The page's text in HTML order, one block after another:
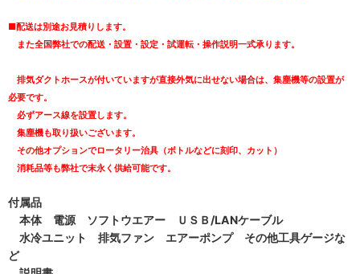
■配送は別途お見積りします。
また全国弊社での配送・設置・設定・試運転・操作説明一式承ります。
排気ダクトホースが付いていますが直接外気に出せない場合は、集塵機等の設置が
必要です。
必ずアース線を設置します。
集塵機も取り扱いございます。
その他オプションでロータリー治具（ボトルなどに刻印、カット）
消耗品等も弊社で末永く供給可能です。
付属品
本体 電源 ソフトウエアー ＵＳＢ/LANケーブル
水冷ユニット 排気ファン エアーポンプ その他工具ゲージな
ど